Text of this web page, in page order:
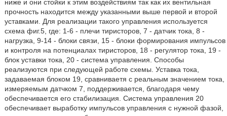
ниже и они стойки к этим воздействиям так как их вентильная
прочность находится между указанными выше первой и второй
уставками. Для реализации такого управления используется
схема фиг.5, где: 1-6 - плечи тиристоров, 7 - датчик тока, 8 -
нагрузка, 9-14 - блоки связи, 15 - блоки формирования импульсов
и контроля на потенциалах тиристоров, 18 - регулятор тока, 19 -
блок уставки тока, 20 - система управления. Способы
реализуются при следующей работе схемы. Уставка тока,
задаваемая блоком 19, сравниваетя с реальным значением тока,
измеряемым датчком 7, поддерживается, благодаря чему
обеспечивается его стабилизация. Система управления 20
обеспечивает выработку импульсов управления с нужной фазой,